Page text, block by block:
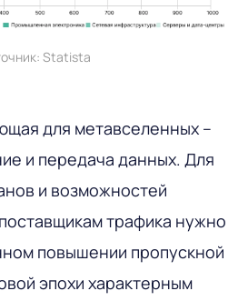
Statista
для метавселенных –
и передача данных. Для
и возможностей
трафика нужно
повышении пропускной
эпохи характерным